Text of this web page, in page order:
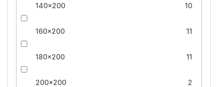
140x200 10
160x200 11
180x200 11
200x200 2